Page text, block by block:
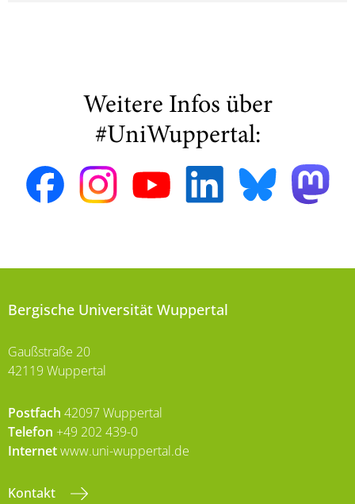
Weitere Infos über
#UniWuppertal:
Bergische Universität Wuppertal
Gaußstraße 20
42119 Wuppertal
Postfach 42097 Wuppertal
Telefon +49 202 439-0
Internetwww.uni-wuppertal.de
Kontakt